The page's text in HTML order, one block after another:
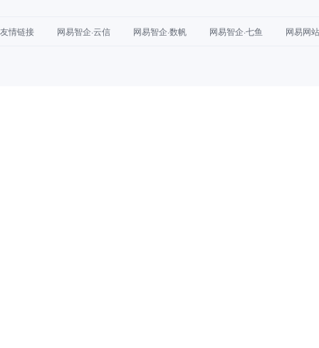
友情链接 网易智企·云信 网易智企·数帆 网易智企·七鱼 网易网